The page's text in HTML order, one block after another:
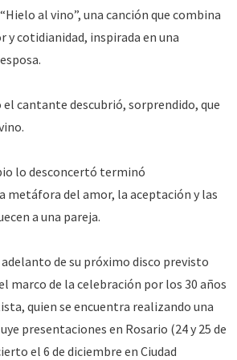
al vino”, una canción que combina
cotidianidad, inspirada en una
el cantante descubrió, sorprendido, que
lo desconcertó terminó
metáfora del amor, la aceptación y las
a una pareja.
de su próximo disco previsto
marco de la celebración por los 30 años
quien se encuentra realizando una
presentaciones en Rosario (24 y 25 de
el 6 de diciembre en Ciudad